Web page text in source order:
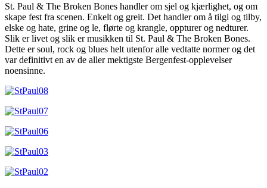
St. Paul & The Broken Bones handler om sjel og kjærlighet, og om
skape fest fra scenen. Enkelt og greit. Det handler om å tilgi og tilby,
elske og hate, grine og le, flørte og krangle, oppturer og nedturer.
Slik er livet og slik er musikken til St. Paul & The Broken Bones.
Dette er soul, rock og blues helt utenfor alle vedtatte normer og det
var definitivt en av de aller mektigste Bergenfest-opplevelser
noensinne.